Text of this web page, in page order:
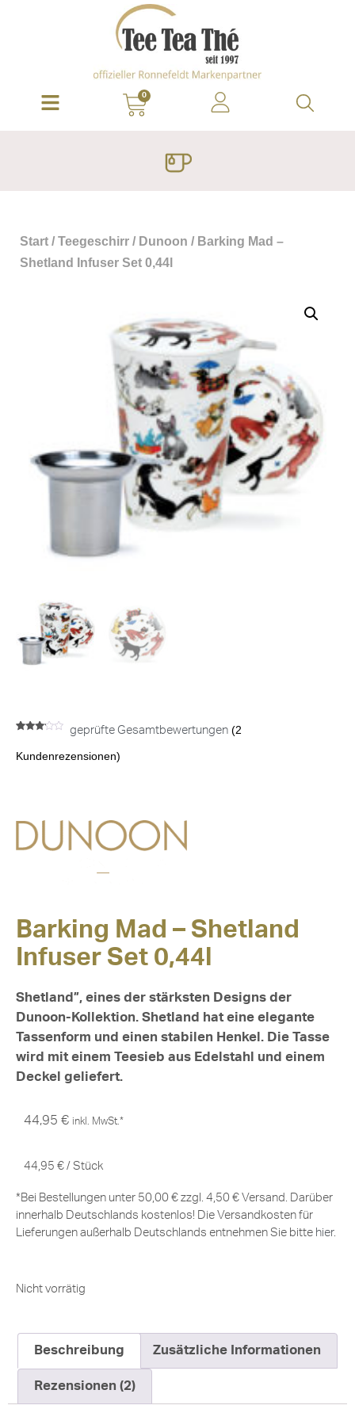
0
Start / Teegeschirr / Dunoon / Barking Mad –
Shetland Infuser Set 0,44l
3.00
geprüfte Gesamtbewertungen (2
Kundenrezensionen)
Barking Mad – Shetland
Infuser Set 0,44l
Shetland”, eines der stärksten Designs der
Dunoon-Kollektion. Shetland hat eine elegante
Tassenform und einen stabilen Henkel. Die Tasse
wird mit einem Teesieb aus Edelstahl und einem
Deckel geliefert.
44,95 € inkl. MwSt.*
44,95 € / Stück
*Bei Bestellungen unter 50,00 € zzgl. 4,50 € Versand. Darüber
innerhalb Deutschlands kostenlos! Die Versandkosten für
Lieferungen außerhalb Deutschlands entnehmen Sie bitte hier.
Nicht vorrätig
Beschreibung Zusätzliche Informationen
Rezensionen (2)